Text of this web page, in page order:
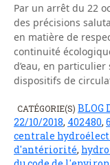
Par un arrêt du 22
des précisions
en matière de
continuité
d’eau, en particulier
dispositifs de
CATÉGORIE(S) BLOG
22/10/2018, 402480,
centrale
d'antériorité,